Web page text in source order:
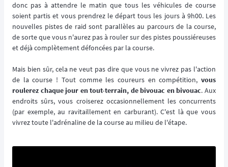
donc pas à attendre le matin que tous les véhicules de course
soient partis et vous prendrez le départ tous les jours à 9h00. Les
nouvelles pistes de raid sont parallèles au parcours de la course,
de sorte que vous n'aurez pas à rouler sur des pistes poussiéreuses
et déjà complètement défoncées par la course.
Mais bien sûr, cela ne veut pas dire que vous ne vivrez pas l'action
de la course ! Tout comme les coureurs en compétition, vous
roulerez chaque jour en tout-terrain, de bivouac en bivouac. Aux
endroits sûrs, vous croiserez occasionnellement les concurrents
(par exemple, au ravitaillement en carburant). C'est là que vous
vivrez toute l'adrénaline de la course au milieu de l'étape.